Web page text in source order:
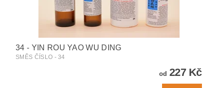
34 - YIN ROU YAO WU DING
SMĚS ČÍSLO - 34
od 227 Kč